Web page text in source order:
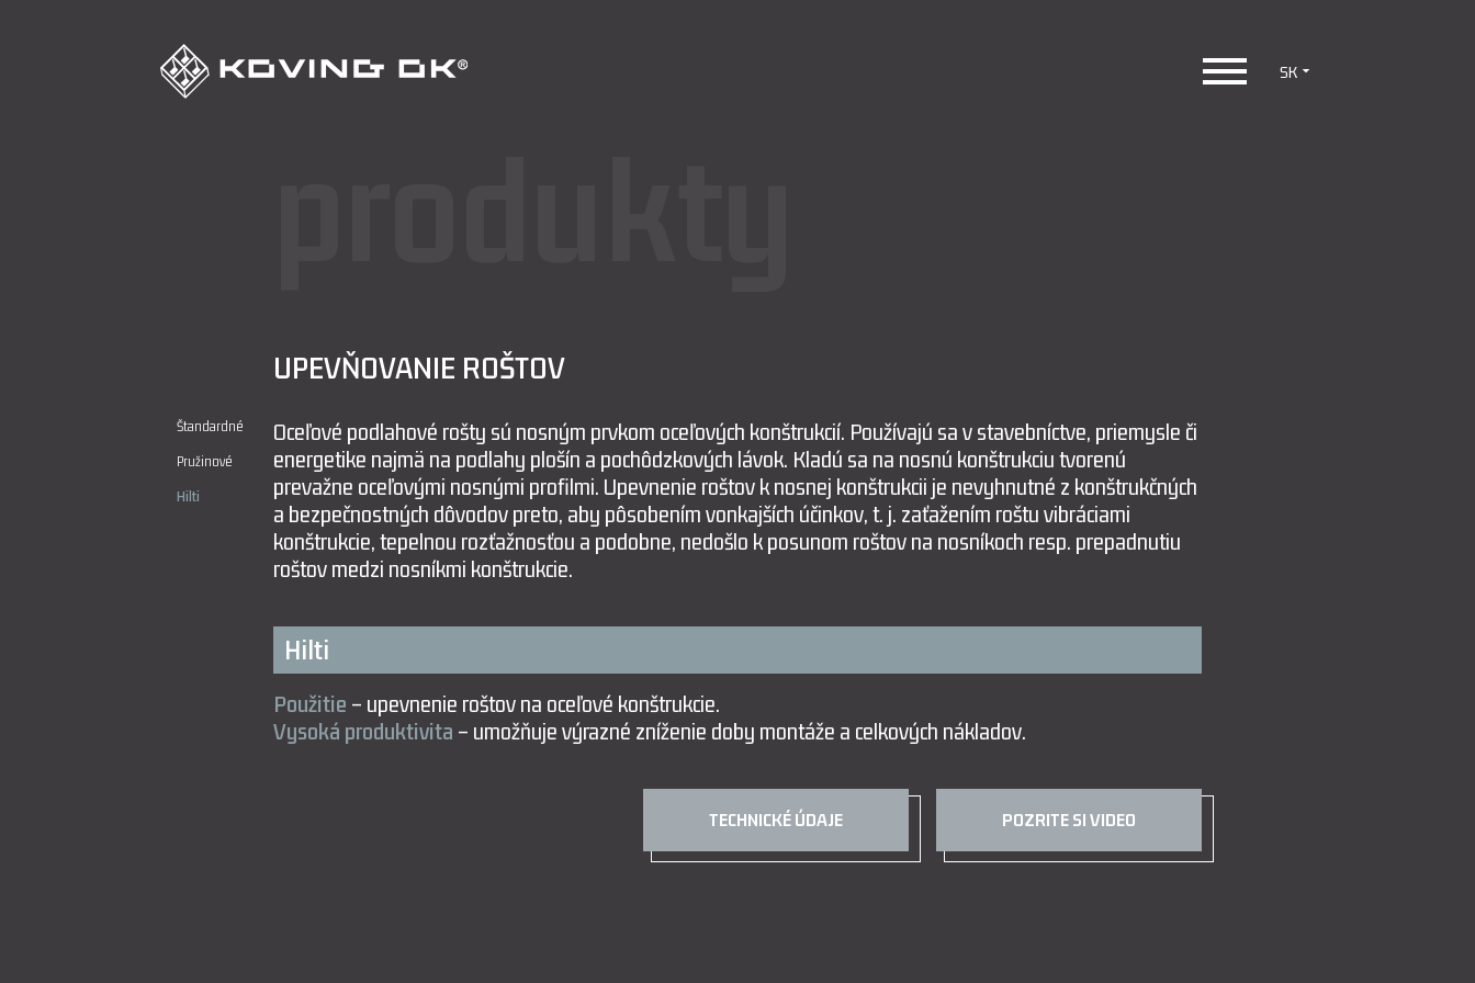
SK
Štandardné
Pružinové
Hilti
UPEVŇOVANIE ROŠTOV
Oceľové podlahové rošty sú nosným prvkom oceľových konštrukcií. Používajú sa v stavebníctve, priemysle či
energetike najmä na podlahy plošín a pochôdzkových lávok. Kladú sa na nosnú konštrukciu tvorenú
prevažne oceľovými nosnými profilmi. Upevnenie roštov k nosnej konštrukcii je nevyhnutné z konštrukčných
a bezpečnostných dôvodov preto, aby pôsobením vonkajších účinkov, t. j. zaťažením roštu vibráciami
konštrukcie, tepelnou rozťažnosťou a podobne, nedošlo k posunom roštov na nosníkoch resp. prepadnutiu
roštov medzi nosníkmi konštrukcie.
Hilti
Použitie – upevnenie roštov na oceľové konštrukcie.
Vysoká produktivita – umožňuje výrazné zníženie doby montáže a celkových nákladov.
TECHNICKÉ ÚDAJE POZRITE SI VIDEO